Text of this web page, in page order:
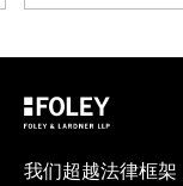
我们超越法律框架